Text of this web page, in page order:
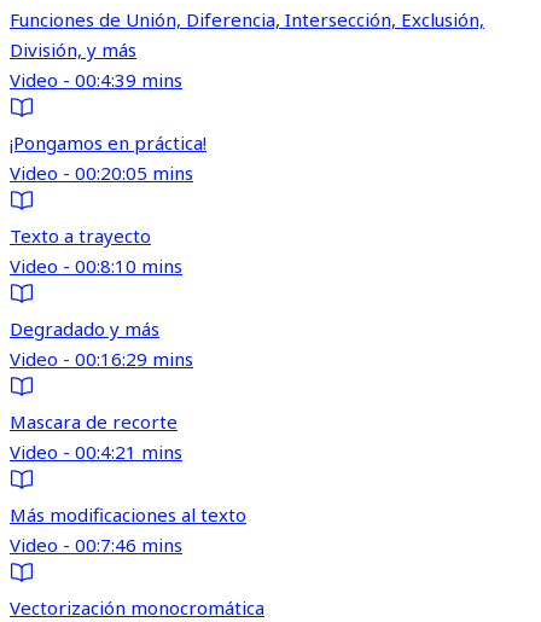
Funciones de Unión, Diferencia, Intersección, Exclusión,
División, y más
Video - 00:4:39 mins
¡Pongamos en práctica!
Video - 00:20:05 mins
Texto a trayecto
Video - 00:8:10 mins
Degradado y más
Video - 00:16:29 mins
Mascara de recorte
Video - 00:4:21 mins
Más modificaciones al texto
Video - 00:7:46 mins
Vectorización monocromática